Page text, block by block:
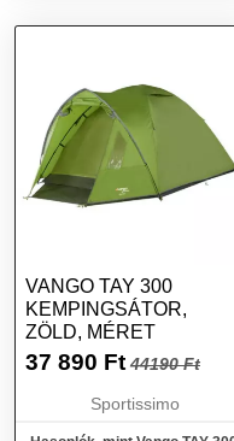
VANGO TAY 300
KEMPINGSÁTOR,
ZÖLD, MÉRET
37 890 Ft 44190 Ft
Sportissimo